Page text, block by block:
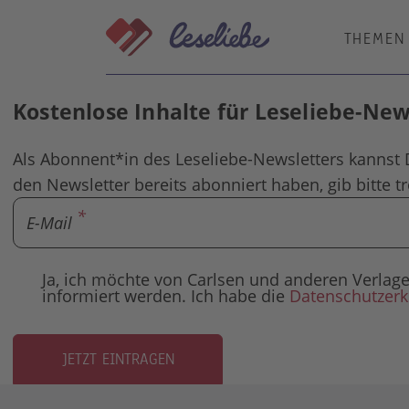
THEMEN
Kostenlose Inhalte für Leseliebe-
Als Abonnent*in des Leseliebe-Newsletters
den Newsletter bereits abonniert haben, gib bitte
E-Mail
Ja, ich möchte von Carlsen und anderen
informiert werden. Ich habe die
JETZT EINTRAGEN